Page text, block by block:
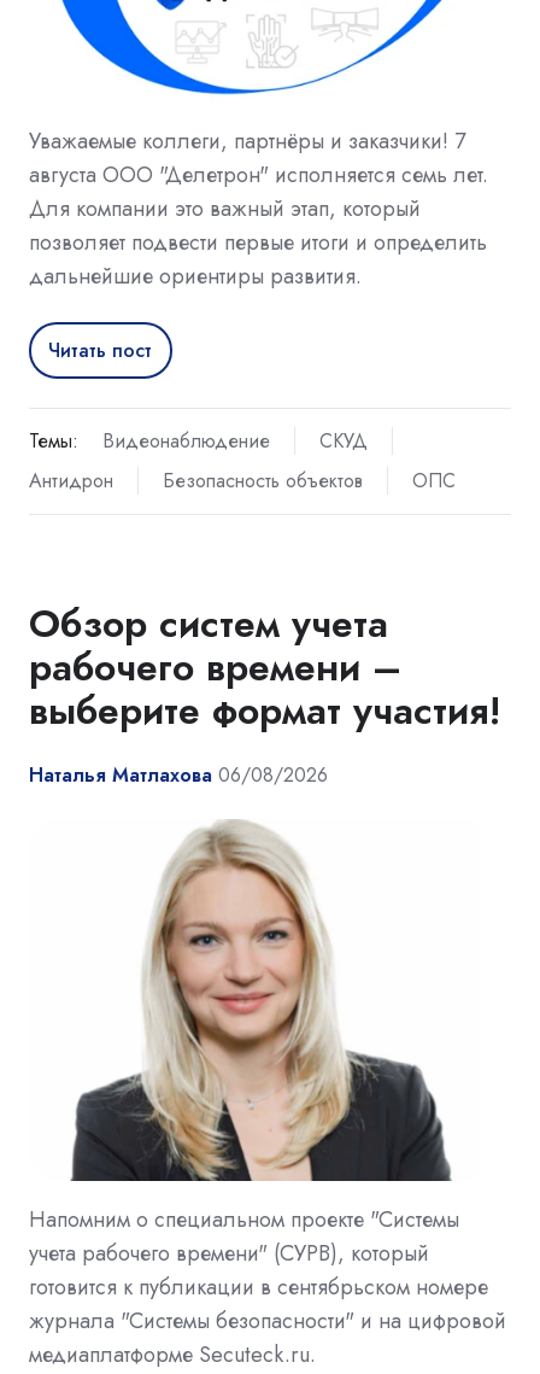
Уважаемые коллеги, партнёры и заказчики! 7
августа ООО "Делетрон" исполняется семь лет.
Для компании это важный этап, который
позволяет подвести первые итоги и определить
дальнейшие ориентиры развития.
Читать пост
Темы: Видеонаблюдение
СКУД
Антидрон
Безопасность объектов ОПС
Обзор систем учета
рабочего времени –
выберите формат участия!
Наталья Матлахова 06/08/2026
Напомним о специальном проекте "Системы
учета рабочего времени" (СУРВ), который
готовится к публикации в сентябрьском номере
журнала "Системы безопасности" и на цифровой
медиаплатформе Secuteck.ru.